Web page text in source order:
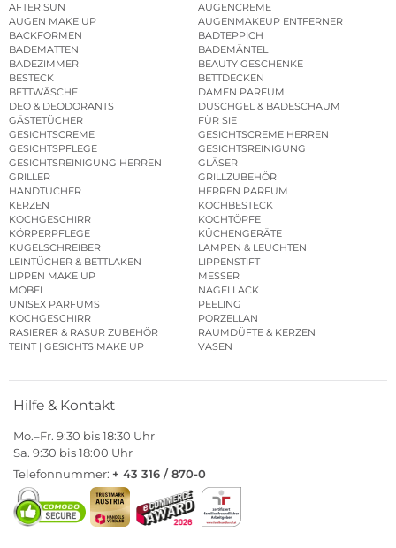
AFTER SUN
AUGENCREME
AUGEN MAKE UP
AUGENMAKEUP ENTFERNER
BACKFORMEN
BADTEPPICH
BADEMATTEN
BADEMÄNTEL
BADEZIMMER
BEAUTY GESCHENKE
BESTECK
BETTDECKEN
BETTWÄSCHE
DAMEN PARFUM
DEO & DEODORANTS
DUSCHGEL & BADESCHAUM
GÄSTETÜCHER
FÜR SIE
GESICHTSCREME
GESICHTSCREME HERREN
GESICHTSPFLEGE
GESICHTSREINIGUNG
GESICHTSREINIGUNG HERREN
GLÄSER
GRILLER
GRILLZUBEHÖR
HANDTÜCHER
HERREN PARFUM
KERZEN
KOCHBESTECK
KOCHGESCHIRR
KOCHTÖPFE
KÖRPERPFLEGE
KÜCHENGERÄTE
KUGELSCHREIBER
LAMPEN & LEUCHTEN
LEINTÜCHER & BETTLAKEN
LIPPENSTIFT
LIPPEN MAKE UP
MESSER
MÖBEL
NAGELLACK
UNISEX PARFUMS
PEELING
KOCHGESCHIRR
PORZELLAN
RASIERER & RASUR ZUBEHÖR
RAUMDÜFTE & KERZEN
TEINT | GESICHTS MAKE UP
VASEN
Hilfe & Kontakt
Mo.–Fr. 9:30 bis 18:30 Uhr
Sa. 9:30 bis 18:00 Uhr
Telefonnummer: + 43 316 / 870-0